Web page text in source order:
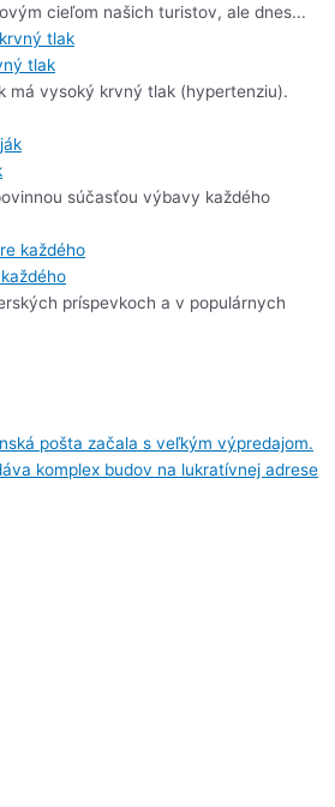
cieľom našich turistov, ale dnes...
tlak
má vysoký krvný tlak (hypertenziu).
súčasťou výbavy každého
príspevkoch a v populárnych
pošta začala s veľkým výpredajom.
komplex budov na lukratívnej adrese